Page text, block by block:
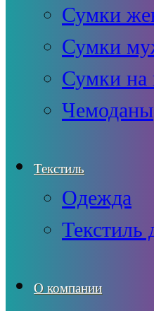
Сумки
Сумки
Сумки на
Чемоданы
Текстиль
Одежда
Текстиль
О компании